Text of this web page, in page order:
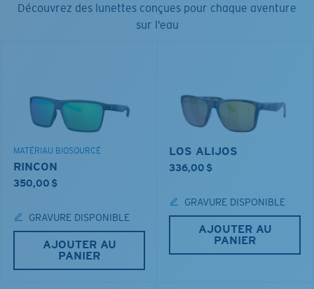
Découvrez des lunettes conçues pour chaque aventure
sur l’eau
MATÉRIAU BIOSOURCÉ
RINCON
350,00 $
GRAVURE DISPONIBLE
AJOUTER AU
PANIER
LOS ALIJOS
336,00 $
GRAVURE DISPONIBLE
AJOUTER AU
PANIER